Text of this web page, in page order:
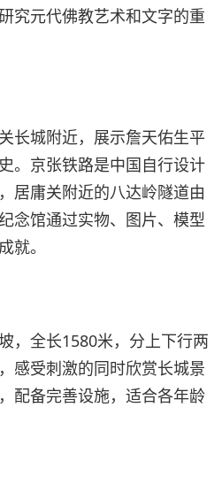
究元代佛教艺术和文字的重
长城附近，展示詹天佑生平
。京张铁路是中国自行设计
居庸关附近的八达岭隧道由
念馆通过实物、图片、模型
就。
，全长1580米，分上下行两
感受刺激的同时欣赏长城景
配备完善设施，适合各年龄